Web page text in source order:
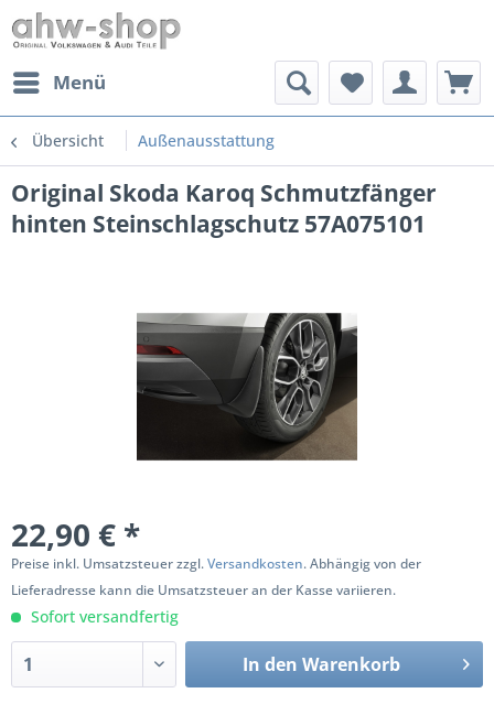
Menü
Übersicht Außenausstattung
Original Skoda Karoq Schmutzfänger
hinten Steinschlagschutz 57A075101
22,90 € *
Preise inkl. Umsatzsteuer zzgl.Versandkosten. Abhängig von der
Lieferadresse kann die Umsatzsteuer an der Kasse variieren.
Sofort versandfertig
In den Warenkorb